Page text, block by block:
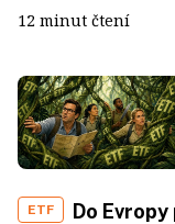
12 minut čtení
ETF
Do